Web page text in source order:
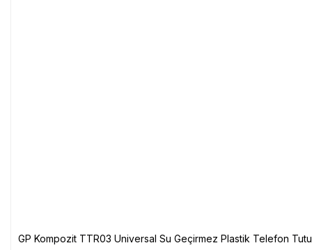
GP Kompozit TTR03 Universal Su Geçirmez Plastik Telefon